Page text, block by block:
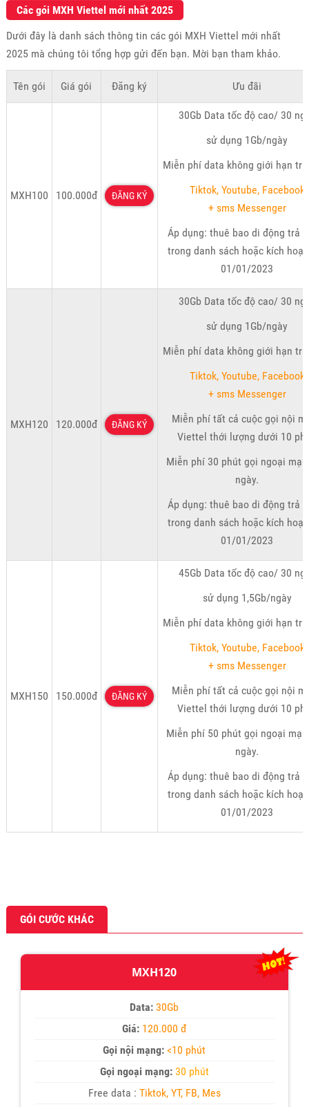
Các gói MXH Viettel mới nhất 2025
Dưới đây là danh sách thông tin các gói MXH Viettel mới nhất
2025 mà chúng tôi tổng hợp gửi đến bạn. Mời bạn tham khảo.
Tên gói Giá gói Đăng ký Ưu đãi
MXH100 100.000đ ĐĂNG KÝ
30Gb Data tốc độ cao/ 30
sử dụng 1Gb/ngày
Miễn phí data không giới hạn
Tiktok, Youtube, Facebook
+ sms Messenger
Áp dụng: thuê bao di động trả
trong danh sách hoặc kích
01/01/2023
MXH120 120.000đ ĐĂNG KÝ
30Gb Data tốc độ cao/ 30
sử dụng 1Gb/ngày
Miễn phí data không giới hạn
Tiktok, Youtube, Facebook
+ sms Messenger
Miễn phí tất cả cuộc gọi nội
Viettel thới lượng dưới 10
Miễn phí 30 phút gọi ngoại
ngày.
Áp dụng: thuê bao di động trả
trong danh sách hoặc kích
01/01/2023
MXH150 150.000đ ĐĂNG KÝ
45Gb Data tốc độ cao/ 30
sử dụng 1,5Gb/ngày
Miễn phí data không giới hạn
Tiktok, Youtube, Facebook
+ sms Messenger
Miễn phí tất cả cuộc gọi nội
Viettel thới lượng dưới 10
Miễn phí 50 phút gọi ngoại
ngày.
Áp dụng: thuê bao di động trả
trong danh sách hoặc kích
01/01/2023
GÓI CƯỚC KHÁC
MXH120
Data: 30Gb
Giá: 120.000 đ
Gọi nội mạng: <10 phút
Gọi ngoại mạng: 30 phút
Free data : Tiktok, YT, FB, Mes